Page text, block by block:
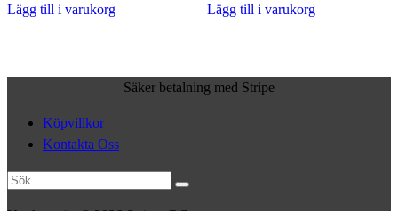
Lägg till i varukorg Lägg till i varukorg
Säker betalning med Stripe
Köpvillkor
Kontakta Oss
Sök